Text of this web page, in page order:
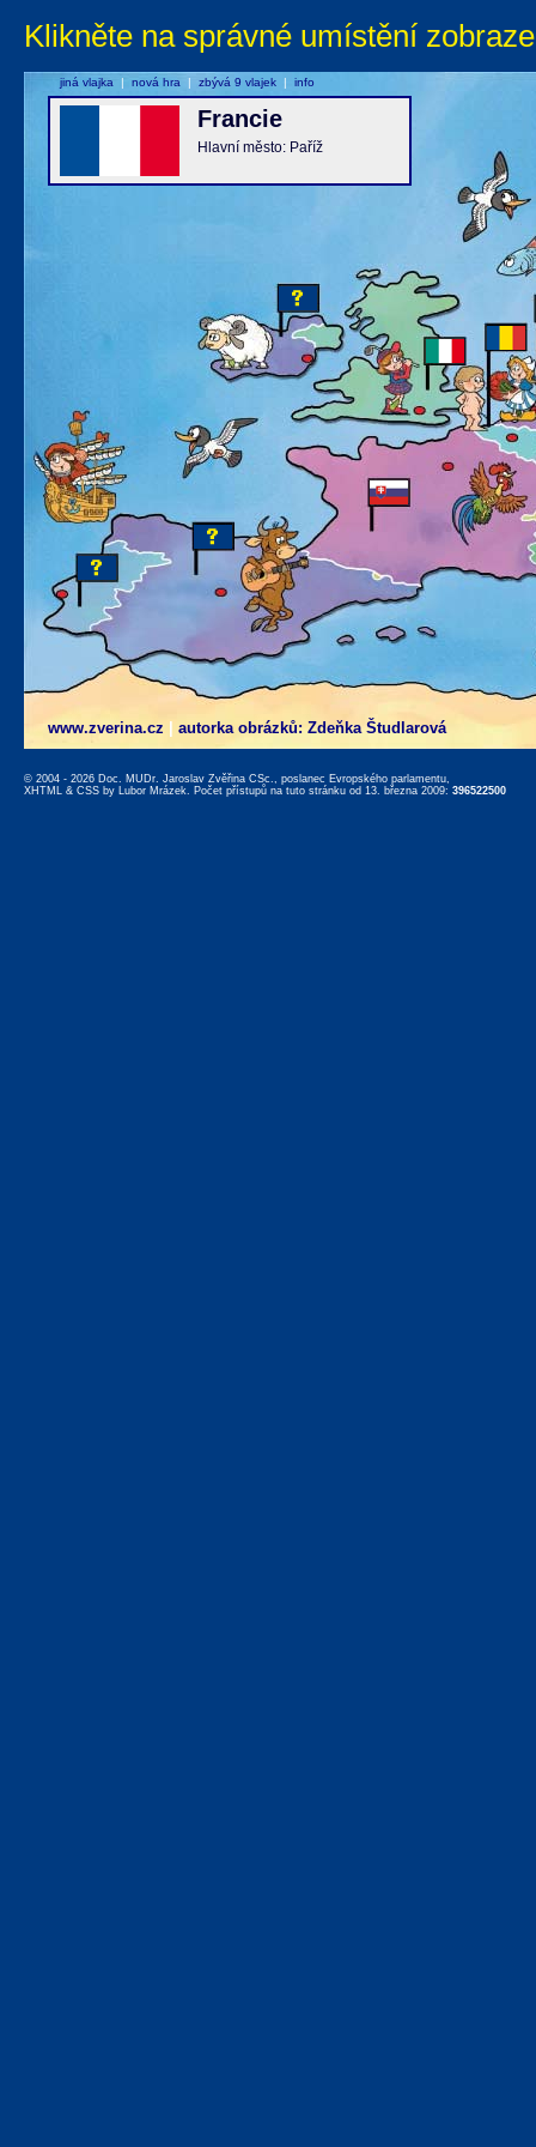
Klikněte na správné umístění
www.zverina.cz autorka obrázků: Zdeňka Študlarová
Francie
Hlavní město: Paříž
jiná vlajka | nová hra | zbývá 9 vlajek | info
© 2004 - 2026 Doc. MUDr. Jaroslav Zvěřina CSc., poslanec Evropského parlamentu,
XHTML & CSS by Lubor Mrázek. Počet přístupů na tuto stránku od 13. března 2009: 396522500